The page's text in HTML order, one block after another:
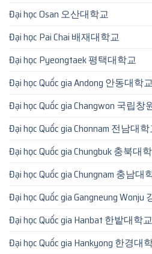
Đại học Osan 오산대학교
Đại học Pai Chai 배재대학교
Đại học Pyeongtaek 평택대학교
Đại học Quốc gia Andong 안동대학교
Đại học Quốc gia Changwon 국립창
Đại học Quốc gia Chonnam 전남대
Đại học Quốc gia Chungbuk 충북대
Đại học Quốc gia Chungnam 충남대
Đại học Quốc gia Gangneung
Đại học Quốc gia Hanbat 한밭대학교
Đại học Quốc gia Hankyong 한경대